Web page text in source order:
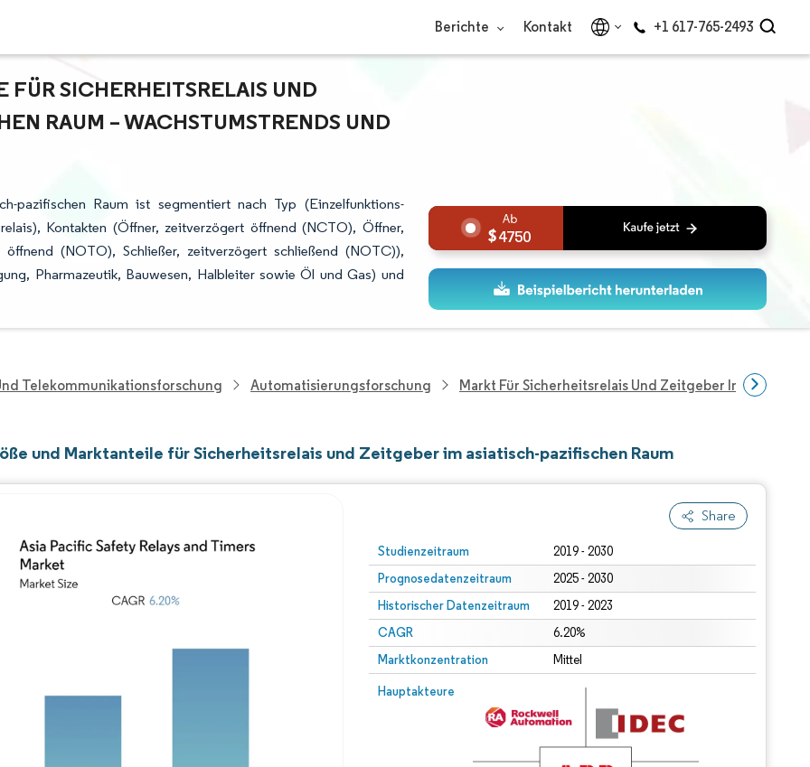
Berichte Kontakt +1 617-765-2493
SICHERHEITSRELAIS UND Z
RAUM – WACHSTUMSTRENDS UND P
pazifischen Raum ist segmentiert nach Typ (Einzelfunktions-
Kontakten (Öffner, zeitverzögert öffnend (NCTO), Öffner,
(NOTO), Schließer, zeitverzögert schließend (NOTC)),
Pharmazeutik, Bauwesen, Halbleiter sowie Öl und Gas) und
4750
Telekommunikationsforschung Automatisierungsforschung Markt Für Sicherheitsrelais Und Zeitgeber Im
und Marktanteile für Sicherheitsrelais und Zeitgeber im asiatisch-pazifischen Raum
Share
Studienzeitraum 2019 - 2030
Prognosedatenzeitraum 2025 - 2030
Historischer Datenzeitraum 2019 - 2023
CAGR 6.20%
Marktkonzentration Mittel
Hauptakteure